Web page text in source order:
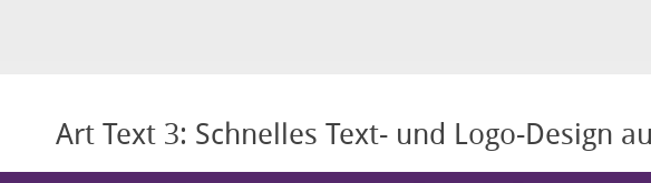
Art Text 3: Schnelles Text- und Logo-Design